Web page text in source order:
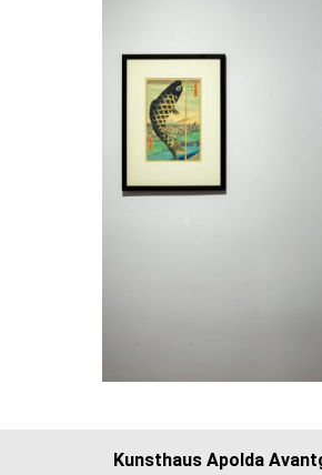
Kunsthaus Apolda